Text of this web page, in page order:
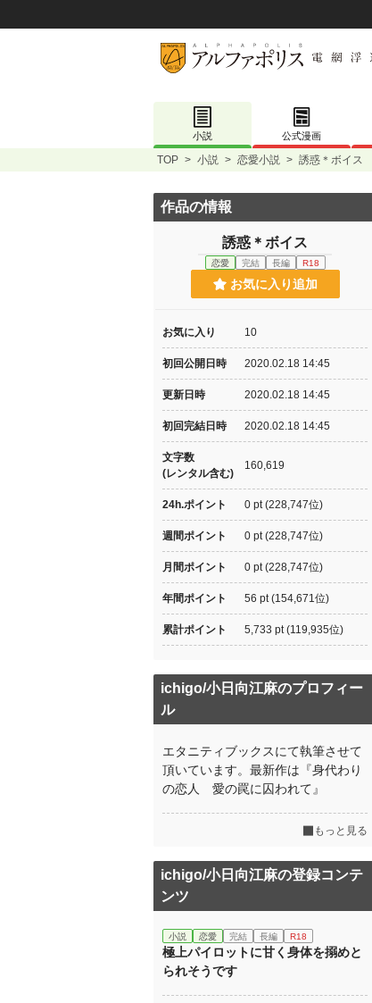
小説 公式漫画
TOP > 小説 > 恋愛小説 > 誘惑＊ボイス
作品の情報
誘惑＊ボイス
恋愛 完結 長編 R18
お気に入り追加
お気に入り 10
初回公開日時 2020.02.18 14:45
更新日時 2020.02.18 14:45
初回完結日時 2020.02.18 14:45
文字数
(レンタル含む)
160,619
24h.ポイント 0 pt (228,747位)
週間ポイント 0 pt (228,747位)
月間ポイント 0 pt (228,747位)
年間ポイント 56 pt (154,671位)
累計ポイント 5,733 pt (119,935位)
ichigo/小日向江麻のプロフィー
ル
エタニティブックスにて執筆させて
頂いています。最新作は『身代わり
の恋人 愛の罠に囚われて』
もっと見る
ichigo/小日向江麻の登録コンテ
ンツ
小説 恋愛 完結 長編 R18
極上パイロットに甘く身体を搦めと
られそうです